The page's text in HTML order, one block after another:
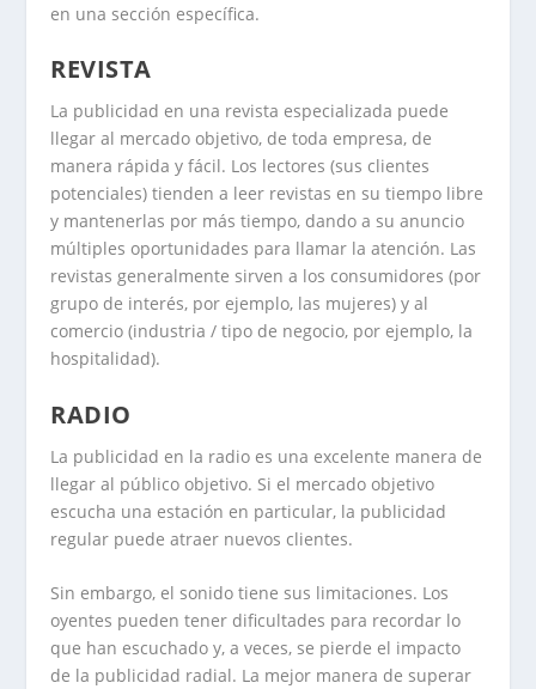
en una sección específica.
REVISTA
La publicidad en una revista especializada puede
llegar al mercado objetivo, de toda empresa, de
manera rápida y fácil. Los lectores (sus clientes
potenciales) tienden a leer revistas en su tiempo libre
y mantenerlas por más tiempo, dando a su anuncio
múltiples oportunidades para llamar la atención. Las
revistas generalmente sirven a los consumidores (por
grupo de interés, por ejemplo, las mujeres) y al
comercio (industria / tipo de negocio, por ejemplo, la
hospitalidad).
RADIO
La publicidad en la radio es una excelente manera de
llegar al público objetivo. Si el mercado objetivo
escucha una estación en particular, la publicidad
regular puede atraer nuevos clientes.
Sin embargo, el sonido tiene sus limitaciones. Los
oyentes pueden tener dificultades para recordar lo
que han escuchado y, a veces, se pierde el impacto
de la publicidad radial. La mejor manera de superar